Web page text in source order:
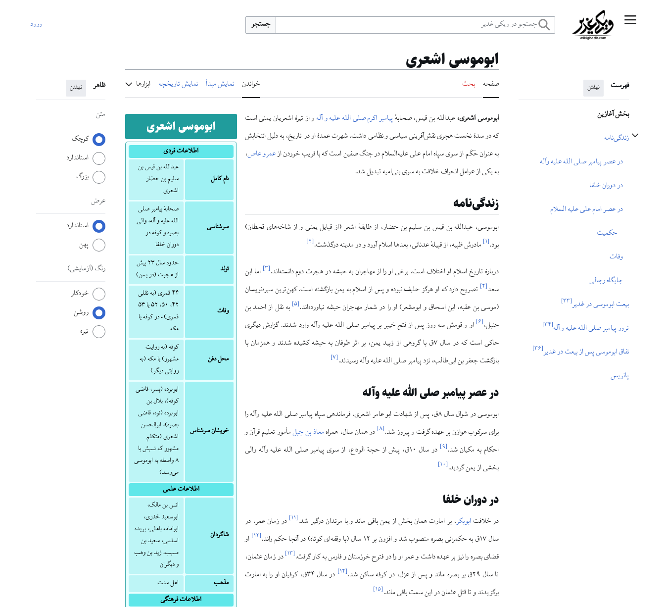
منوی اصلی جستجو ورود
فهرست نهفتن
بخش آغازین
زندگی‌نامه
تغییر وضعیت زیربخش‌های زندگی‌نامه
در عصر پیامبر صلی الله علیه وآله
در دوران خلفا
در عصر امام علی علیه السلام
حکمیت
وفات
جایگاه رجالی
بیعت ابوموسی در غدیر[۳۳]
ترور پیامبر صلی الله علیه و آله[۳۴]
نفاق ابوموسی پس از بیعت در غدیر[۳۶]
پانویس
ابوموسی اشعری
صفحه بحث خواندن نمایش مبدأ نمایش تاریخچه ابزارها ظاهر نهفتن
متن
کوچک
استاندارد
بزرگ
عرض
استاندارد
پهن
رنگ(آزمایشی)
خودکار
روشن
تیره
ابوموسی اشعری
اطلاعات فردی
نام کامل
عبدالله بن قیس بن
سلیم بن حضار
اشعری
سرشناسی
صحابهٔ پیامبر صلی
الله علیه و آله، والی
بصره و کوفه در
دوران خلفا
تولد
حدود سال ۲۳ پیش
از هجرت (در یمن)
وفات
۴۴ قمری (به نقلی
۴۲، ۵۰، ۵۲ یا ۵۳
قمری) – در کوفه یا
مکه
محل دفن
کوفه (به روایت
مشهور) یا مکه (به
روایتی دیگر)
خویشان سرشناس
ابوبرده (پسر، قاضی
کوفه)، بلال بن
ابوبرده (نوه، قاضی
بصره)، ابوالحسن
اشعری (متکلم
مشهور که نسبش با
۸ واسطه به ابوموسی
می‌رسد)
اطلاعات علمی
شاگردان
انس بن مالک،
ابوسعید خدری،
ابوامامه باهلی، بریده
اسلمی، سعید بن
مسیب، زید بن وهب
و دیگران
مذهب
اهل سنت
اطلاعات فرهنگی
ابوموسی اشعری،عبدالله بن قیس، صحابهٔپیامبر اکرم صلی الله علیه و آلهو از تیرهٔ اشعریان یمنی است
که در سدهٔ نخست هجری نقش‌آفرینی سیاسی و نظامی داشت. شهرت عمدهٔ او در تاریخ، به دلیل انتخابش
به عنوان حَکَم از سوی سپاه امام علی علیه‌السلام در جنگ صفین است که با فریب خوردن ازعمرو عاص،
به یکی از عوامل انحراف خلافت به سوی بنی‌امیه تبدیل شد.
زندگی‌نامه
ابوموسی، عبدالله بن قیس بن سلیم بن حضار، از طایفهٔ اشعر (از قبایل یمنی و از شاخه‌های قحطان)
بود.[۱] مادرش ظبیه، از قبیلهٔ عدنانی، بعدها اسلام آورد و در مدینه درگذشت.[۲]
دربارهٔ تاریخ اسلام او اختلاف است. برخی او را از مهاجران به حبشه در هجرت دوم دانسته‌اند.[۳] اما ابن
سعد[۴] تصریح دارد که او هرگز حلیف نبوده و پس از اسلام به یمن بازگشته است. کهن‌ترین سیره‌نویسان
(موسی بن عقبه، ابن اسحاق و ابومشعر) او را در شمار مهاجران حبشه نیاورده‌اند.[۵] به نقل از احمد بن
حنبل،[۶] او و قومش سه روز پس از فتح خیبر بر پیامبر صلی الله علیه وآله وارد شدند. گزارش دیگری
حاکی است که در سال ۷ق با گروهی از زبید یمن، بر اثر طوفان به حبشه کشیده شدند و همزمان با
بازگشت جعفر بن ابی‌طالب، نزد پیامبر صلی الله علیه وآله رسیدند.[۷]
در عصر پیامبر صلی الله علیه وآله
ابوموسی در شوال سال ۸ق، پس از شهادت ابو عامر اشعری، فرماندهی سپاه پیامبر صلی الله علیه وآله را
برای سرکوب هوازن بر عهده گرفت و پیروز شد.[۸] در همان سال، همراهمعاذ بن جبلمأمور تعلیم قرآن و
احکام به مکیان شد.[۹]
در سال ۱۰ق، پیش از حجة الوداع، از سوی پیامبر صلی الله علیه وآله والی
بخشی از یمن گردید.[۱۰]
در دوران خلفا
در خلافتابوبکر، بر امارت همان بخش از یمن باقی ماند و با مرتدان درگیر شد.[۱۱] در زمان عمر، در
سال ۱۷ق به حکمرانی بصره منصوب شد و افزون بر ۱۲ سال (با وقفه‌ای کوتاه) در آنجا حکم راند.
[۱۲] او
قضای بصره را نیز بر عهده داشت و عمر او را در فتوح خوزستان و فارس به کار گرفت.[۱۳]در زمان عثمان،
تا سال ۲۹ق بر بصره ماند و پس از عزل، در کوفه ساکن شد.
[۱۴]
در سال ۳۴ق، کوفیان او را به امارت
برگزیدند و تا قتل عثمان در این سمت باقی ماند.[۱۵]